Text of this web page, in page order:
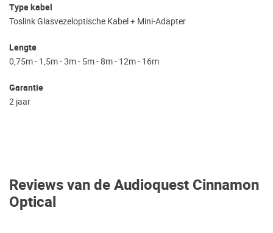
Type kabel
Toslink Glasvezeloptische Kabel + Mini-Adapter
Lengte
0,75m - 1,5m - 3m - 5m - 8m - 12m - 16m
Garantie
2 jaar
Reviews van de Audioquest Cinnamon
Optical